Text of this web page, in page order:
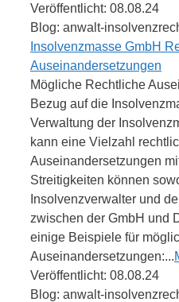
Veröffentlicht: 08.08.24
Blog: anwalt-
Insolvenzmasse GmbH
Auseinandersetzungen
Mögliche Rechtliche
Bezug auf die
Verwaltung der
kann eine Vielzahl
Auseinandersetzungen
Streitigkeiten können
Insolvenzverwalter und
zwischen der GmbH und
einige Beispiele für
Auseinandersetzungen:...
Veröffentlicht: 08.08.24
Blog: anwalt-